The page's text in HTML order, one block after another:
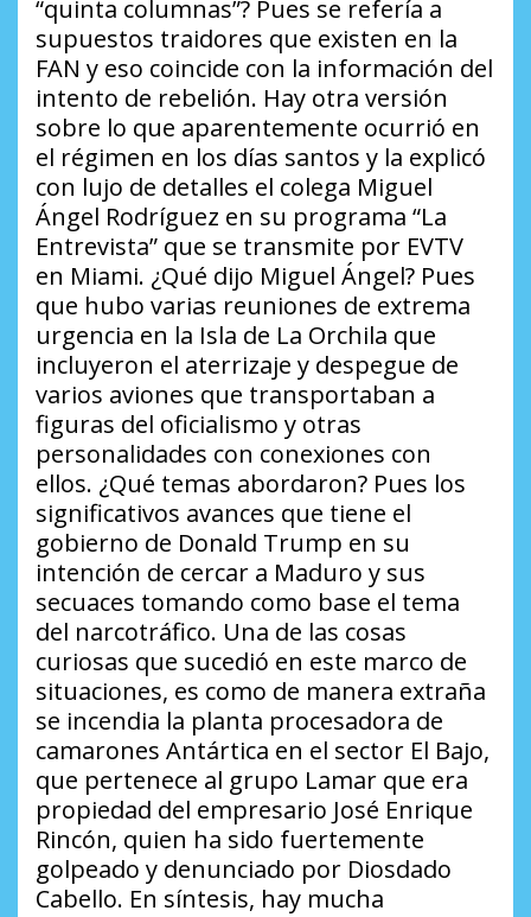
“quinta columnas”? Pues se refería a
supuestos traidores que existen en la
FAN y eso coincide con la información del
intento de rebelión. Hay otra versión
sobre lo que aparentemente ocurrió en
el régimen en los días santos y la explicó
con lujo de detalles el colega Miguel
Ángel Rodríguez en su programa “La
Entrevista” que se transmite por EVTV
en Miami. ¿Qué dijo Miguel Ángel? Pues
que hubo varias reuniones de extrema
urgencia en la Isla de La Orchila que
incluyeron el aterrizaje y despegue de
varios aviones que transportaban a
figuras del oficialismo y otras
personalidades con conexiones con
ellos. ¿Qué temas abordaron? Pues los
significativos avances que tiene el
gobierno de Donald Trump en su
intención de cercar a Maduro y sus
secuaces tomando como base el tema
del narcotráfico. Una de las cosas
curiosas que sucedió en este marco de
situaciones, es como de manera extraña
se incendia la planta procesadora de
camarones Antártica en el sector El Bajo,
que pertenece al grupo Lamar que era
propiedad del empresario José Enrique
Rincón, quien ha sido fuertemente
golpeado y denunciado por Diosdado
Cabello. En síntesis, hay mucha